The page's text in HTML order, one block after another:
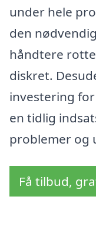
under hele
den
håndtere
diskret.
investering
en tidlig
problemer og
Få tilbud,